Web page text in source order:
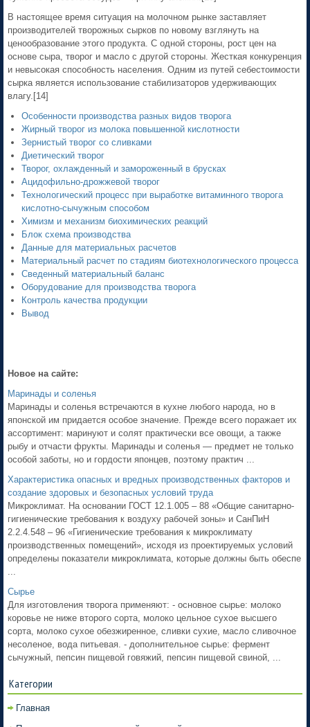
В настоящее время ситуация на молочном рынке заставляет
производителей творожных сырков по новому взглянуть на
ценообразование этого продукта. С одной стороны, рост цен на
основе сыра, творог и масло с другой стороны. Жесткая конкуренция
и невысокая способность населения. Одним из путей себестоимости
сырка является использование стабилизаторов удерживающих
влагу.[14]
Особенности производства разных видов творога
Жирный творог из молока повышенной кислотности
Зернистый творог со сливками
Диетический творог
Творог, охлажденный и замороженный в брусках
Ацидофильно-дрожжевой творог
Технологический процесс при выработке витаминного творога
кислотно-сычужным способом
Химизм и механизм биохимических реакций
Блок схема производства
Данные для материальных расчетов
Материальный расчет по стадиям биотехнологического процесса
Сведенный материальный баланс
Оборудование для производства творога
Контроль качества продукции
Вывод
Новое на сайте:
Маринады и соленья
Маринады и соленья встречаются в кухне любого народа, но в
японской им придается особое значение. Прежде всего поражает их
ассортимент: маринуют и солят практически все овощи, а также
рыбу и отчасти фрукты. Маринады и соленья — предмет не только
особой заботы, но и гордости японцев, поэтому практич ...
Характеристика опасных и вредных производственных факторов и
создание здоровых и безопасных условий труда
Микроклимат. На основании ГОСТ 12.1.005 – 88 «Общие санитарно-
гигиенические требования к воздуху рабочей зоны» и СанПиН
2.2.4.548 – 96 «Гигиенические требования к микроклимату
производственных помещений», исходя из проектируемых условий
определены показатели микроклимата, которые должны быть обеспе
...
Сырье
Для изготовления творога применяют: - основное сырье: молоко
коровье не ниже второго сорта, молоко цельное сухое высшего
сорта, молоко сухое обезжиренное, сливки сухие, масло сливочное
несоленое, вода питьевая. - дополнительное сырье: фермент
сычужный, пепсин пищевой говяжий, пепсин пищевой свиной, ...
Категории
Главная